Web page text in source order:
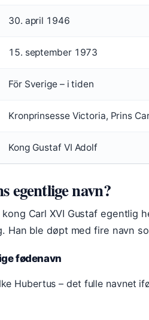
30. april 1946
15. september 1973
För Sverige – i tiden
Kronprinsesse Victoria, Prins
Kong Gustaf VI Adolf
egentlige navn?
Carl XVI Gustaf egentlig
Han ble døpt med fire navn
fødenavn
Hubertus – det fulle navnet